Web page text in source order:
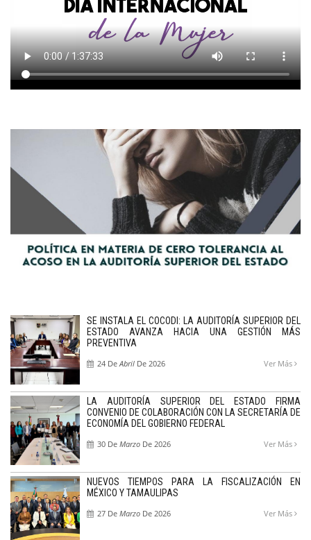
SE INSTALA EL COCODI: LA AUDITORÍA SUPERIOR DEL
ESTADO AVANZA HACIA UNA GESTIÓN MÁS
PREVENTIVA
24 DeAbril De 2026 Ver Más
LA AUDITORÍA SUPERIOR DEL ESTADO FIRMA
CONVENIO DE COLABORACIÓN CON LA SECRETARÍA DE
ECONOMÍA DEL GOBIERNO FEDERAL
30 De Marzo De 2026 Ver Más
NUEVOS TIEMPOS PARA LA FISCALIZACIÓN EN
MÉXICO Y TAMAULIPAS
27 De Marzo De 2026 Ver Más